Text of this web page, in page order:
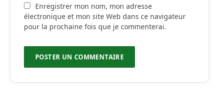
Enregistrer mon nom, mon adresse
électronique et mon site Web dans ce navigateur
pour la prochaine fois que je commenterai.